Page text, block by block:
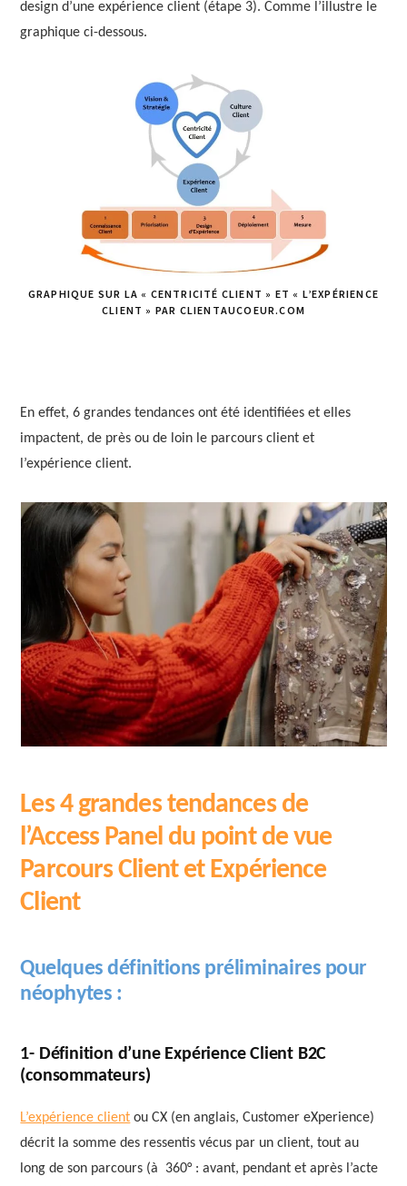
design d’une expérience client (étape 3). Comme l’illustre le
graphique ci-dessous.
GRAPHIQUE SUR LA « CENTRICITÉ CLIENT » ET « L’EXPÉRIENCE
CLIENT » PAR CLIENTAUCOEUR.COM
En effet, 6 grandes tendances ont été identifiées et elles
impactent, de près ou de loin le parcours client et
l’expérience client.
Les 4 grandes tendances de
l’Access Panel du point de vue
Parcours Client et Expérience
Client
Quelques définitions préliminaires pour
néophytes :
1- Définition d’une Expérience Client B2C
(consommateurs)
L’expérience client ou CX (en anglais, Customer eXperience)
décrit la somme des ressentis vécus par un client, tout au
long de son parcours (à 360° : avant, pendant et après l’acte